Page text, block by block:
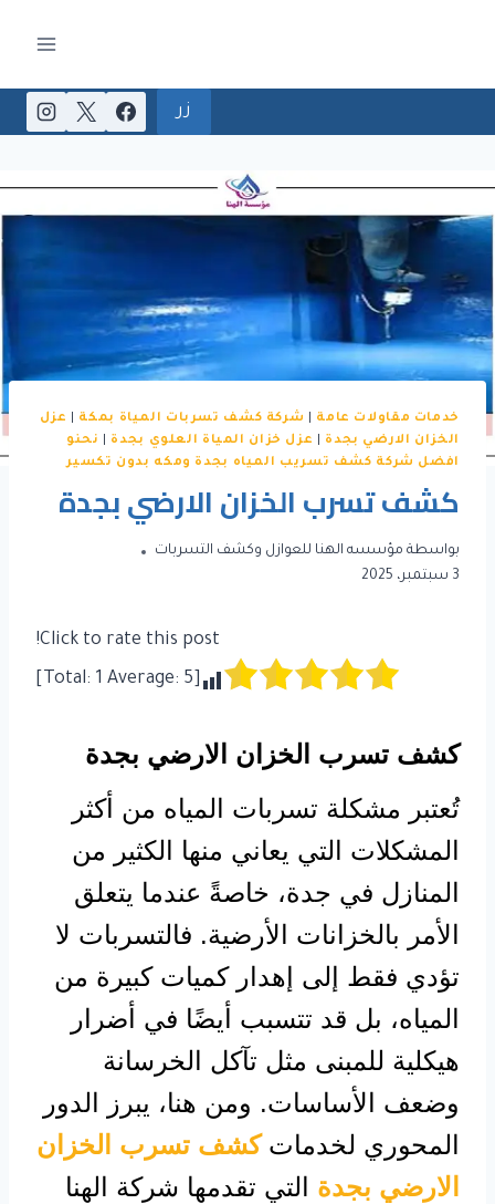
زر
خدمات مقاولات عامة شركة كشف تسربات المياة بمكة
عزل
الخزان الارضي بجدة
عزل خزان المياة العلوي بجدة
نحنو
افضل شركة كشف تسريب المياه بجدة ومكه بدون تكسير
كشف تسرب الخزان الارضي بجدة
بواسطة مؤسسه الهنا للعوازل وكشف التسربات
3 سبتمبر، 2025
Click to rate this post!
1 Average: 5
كشف تسرب الخزان الارضي بجدة
تُعتبر مشكلة تسربات المياه من أكثر
المشكلات التي يعاني منها الكثير من
المنازل في جدة، خاصةً عندما يتعلق
الأمر بالخزانات الأرضية. فالتسربات لا
تؤدي فقط إلى إهدار كميات كبيرة من
المياه، بل قد تتسبب أيضًا في أضرار
هيكلية للمبنى مثل تآكل الخرسانة
وضعف الأساسات. ومن هنا، يبرز الدور
المحوري لخدماتكشف تسرب الخزان
الارضي بجدة التي تقدمها شركة الهنا